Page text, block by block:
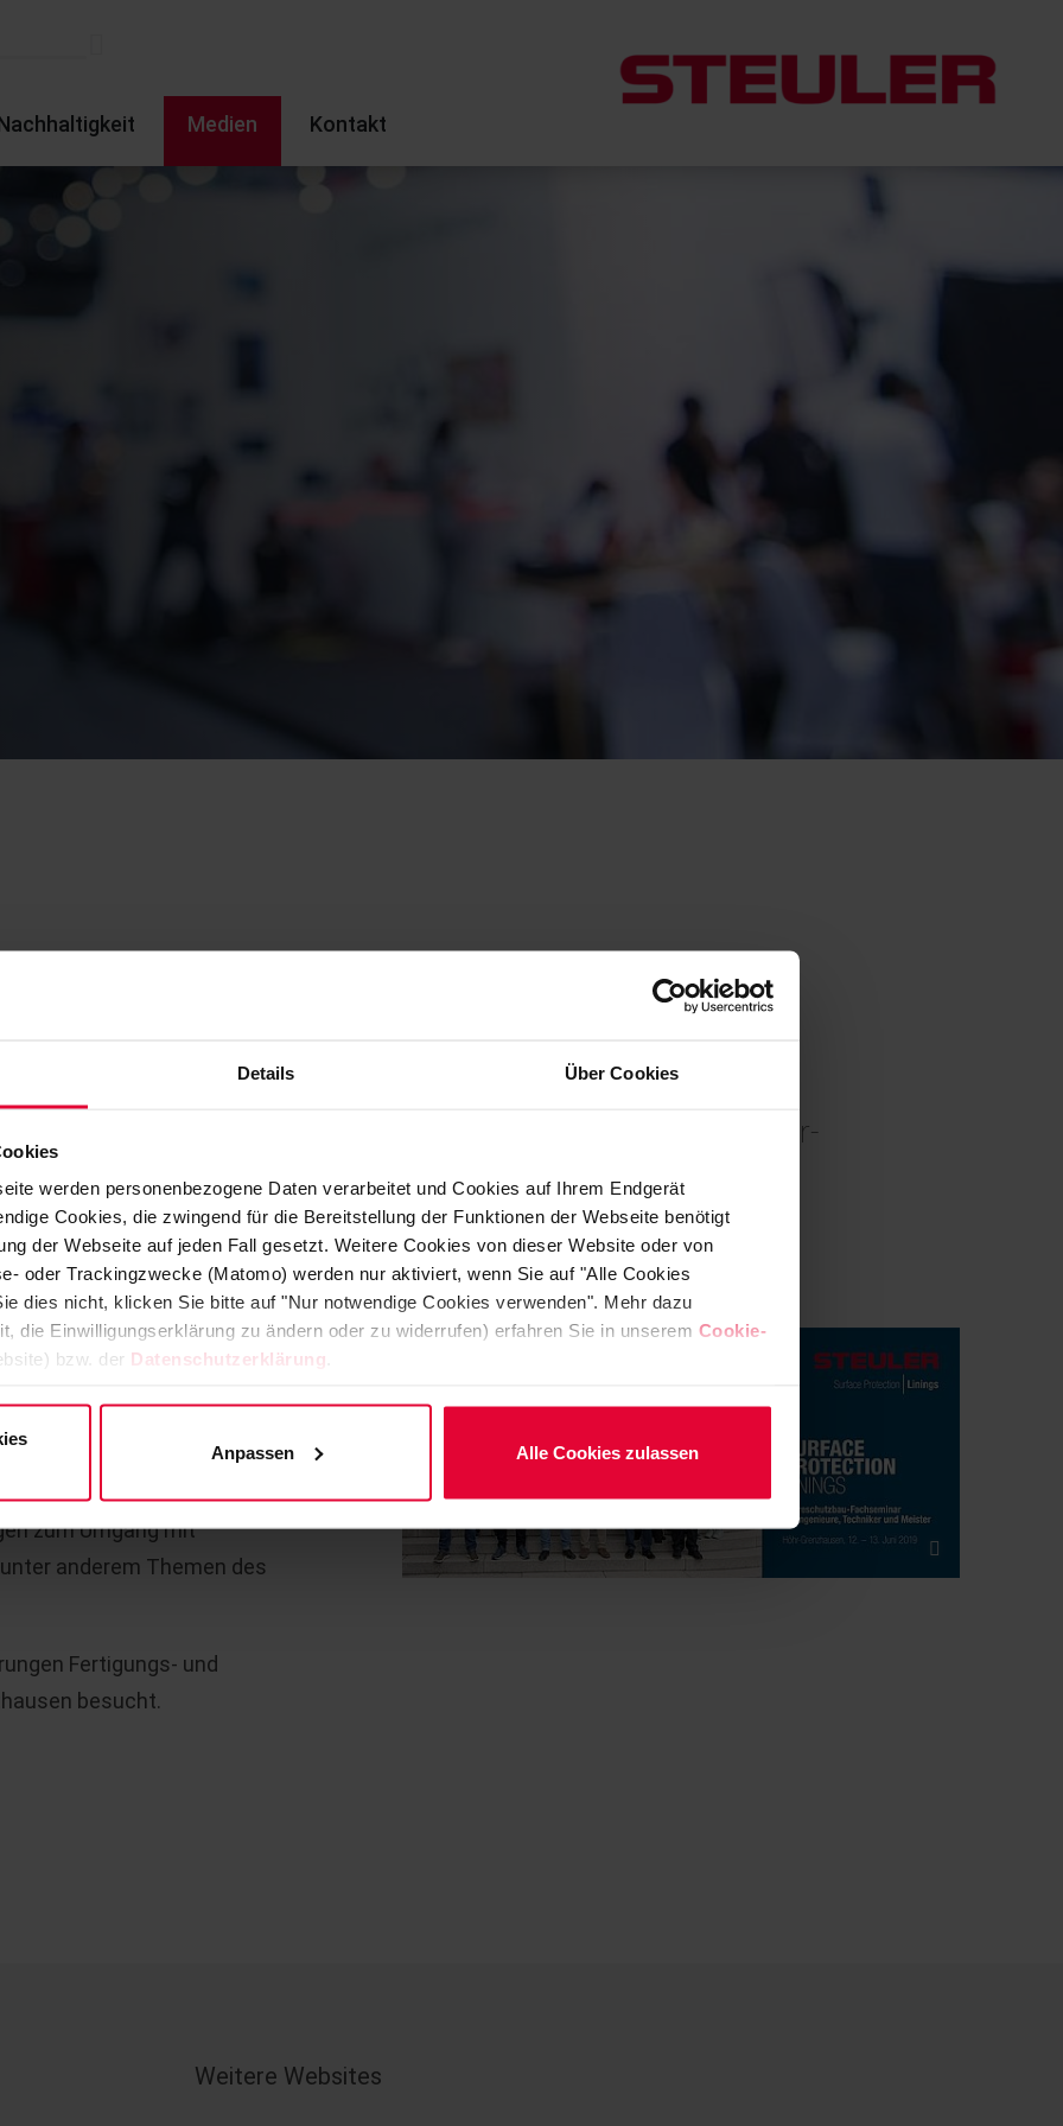
Details Über Cookies
werden personenbezogene Daten verarbeitet und Cookies auf Ihrem Endgerät
Cookies, die zwingend für die Bereitstellung der Funktionen der Webseite benötigt
der Webseite auf jeden Fall gesetzt. Weitere Cookies von dieser Website oder von
oder Trackingzwecke (Matomo) werden nur aktiviert, wenn Sie auf "Alle Cookies
dies nicht, klicken Sie bitte auf "Nur notwendige Cookies verwenden". Mehr dazu
die Einwilligungserklärung zu ändern oder zu widerrufen) erfahren Sie in unserem Cookie-
bzw. der Datenschutzerklärung
Anpassen Alle Cookies zulassen
Medien Kontakt
FACHLEUTE IM
BASF Mitarbeiter zum Säureschutz-Fachseminar nach Höhr-
Techniker und Meister der
sich direkt vor Ort in Höhr-
Technologien im Bereich
mechanisch verankerte
und -sicherheit sowie
zum Umgang mit
anderem Themen des
Fertigungs- und
besucht.
Weitere Websites